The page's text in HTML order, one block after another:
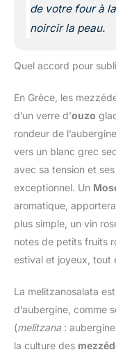
de votre four à
noircir la peau.
Quel accord pour
En Grèce, les
d’un verre d’ouzo
rondeur de
vers un blanc grec
avec sa tension et
exceptionnel. Un
aromatique,
plus simple, un vin
notes de petits fruits
estival et joyeux, tout
La melitzanosalata
d’aubergine, comme
(melitzana :
la culture des